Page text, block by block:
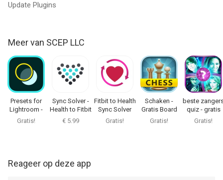
Update Plugins
Meer van SCEP LLC
Presets for
Lightroom -
Editor
Gratis!
Sync Solver -
Health to Fitbit
€ 5.99
Fitbit to Health
Sync Solver
Gratis!
Schaken -
Gratis Board
Game
Gratis!
beste
quiz - gratis
muziek spel
Gratis!
Reageer op deze app